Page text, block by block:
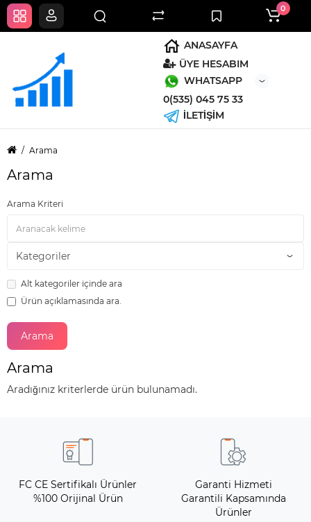
ANASAYFA
ÜYE HESABIM
WHATSAPP
0(535) 045 75 33
İLETİŞİM
0
Arama
Arama
Arama Kriteri
Alt kategoriler içinde ara
Ürün açıklamasında ara.
Arama
Aradığınız kriterlerde ürün bulunamadı.
FC CE Sertifikalı Ürünler
%100 Orijinal Ürün
Garanti Hizmeti
Garantili Kapsamında
Ürünler